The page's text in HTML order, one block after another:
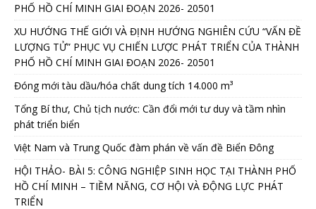
PHỐ HỒ CHÍ MINH GIAI ĐOẠN 2026- 20501
XU HƯỚNG THẾ GIỚI VÀ ĐỊNH HƯỚNG NGHIÊN CỨU “VẤN ĐỀ
LƯỢNG TỬ” PHỤC VỤ CHIẾN LƯỢC PHÁT TRIỂN CỦA THÀNH
PHỐ HỒ CHÍ MINH GIAI ĐOẠN 2026- 20501
Đóng mới tàu dầu/hóa chất dung tích 14.000 m³
Tổng Bí thư, Chủ tịch nước: Cần đổi mới tư duy và tầm nhìn
phát triển biển
Việt Nam và Trung Quốc đàm phán về vấn đề Biển Đông
HỘI THẢO- BÀI 5: CÔNG NGHIỆP SINH HỌC TẠI THÀNH PHỐ
HỒ CHÍ MINH – TIỀM NĂNG, CƠ HỘI VÀ ĐỘNG LỰC PHÁT
TRIỂN